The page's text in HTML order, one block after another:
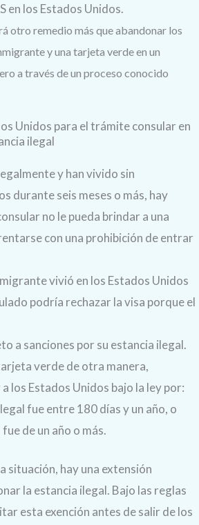
en los Estados Unidos.
otro remedio más que abandonar los
y una tarjeta verde en un
a través de un proceso conocido
Unidos para el trámite consular en
ilegal
y han vivido sin
durante seis meses o más, hay
no le pueda brindar a una
con una prohibición de entrar
vivió en los Estados Unidos
podría rechazar la visa porque el
a sanciones por su estancia ilegal.
verde de otra manera,
los Estados Unidos bajo la ley por:
fue entre 180 días y un año, o
de un año o más.
situación, hay una extensión
la estancia ilegal. Bajo las reglas
esta exención antes de salir de los